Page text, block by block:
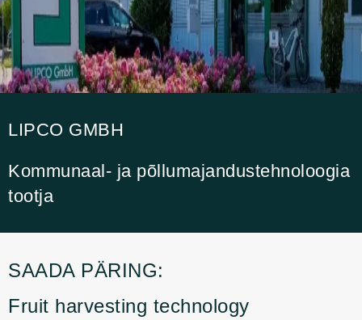
LIPCO GMBH
Kommunaal- ja põllumajandustehnoloogia
tootja
SAADA PÄRING:
Fruit harvesting technology